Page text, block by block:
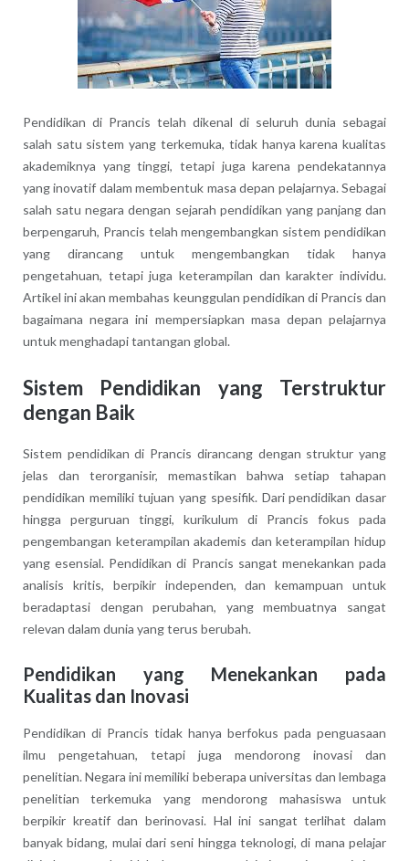
Pendidikan di Prancis telah dikenal di seluruh dunia sebagai
salah satu sistem yang terkemuka, tidak hanya karena kualitas
akademiknya yang tinggi, tetapi juga karena pendekatannya
yang inovatif dalam membentuk masa depan pelajarnya. Sebagai
salah satu negara dengan sejarah pendidikan yang panjang dan
berpengaruh, Prancis telah mengembangkan sistem pendidikan
yang dirancang untuk mengembangkan tidak hanya
pengetahuan, tetapi juga keterampilan dan karakter individu.
Artikel ini akan membahas keunggulan pendidikan di Prancis dan
bagaimana negara ini mempersiapkan masa depan pelajarnya
untuk menghadapi tantangan global.
Sistem Pendidikan yang Terstruktur
dengan Baik
Sistem pendidikan di Prancis dirancang dengan struktur yang
jelas dan terorganisir, memastikan bahwa setiap tahapan
pendidikan memiliki tujuan yang spesifik. Dari pendidikan dasar
hingga perguruan tinggi, kurikulum di Prancis fokus pada
pengembangan keterampilan akademis dan keterampilan hidup
yang esensial. Pendidikan di Prancis sangat menekankan pada
analisis kritis, berpikir independen, dan kemampuan untuk
beradaptasi dengan perubahan, yang membuatnya sangat
relevan dalam dunia yang terus berubah.
Pendidikan yang Menekankan pada
Kualitas dan Inovasi
Pendidikan di Prancis tidak hanya berfokus pada penguasaan
ilmu pengetahuan, tetapi juga mendorong inovasi dan
penelitian. Negara ini memiliki beberapa universitas dan lembaga
penelitian terkemuka yang mendorong mahasiswa untuk
berpikir kreatif dan berinovasi. Hal ini sangat terlihat dalam
banyak bidang, mulai dari seni hingga teknologi, di mana pelajar